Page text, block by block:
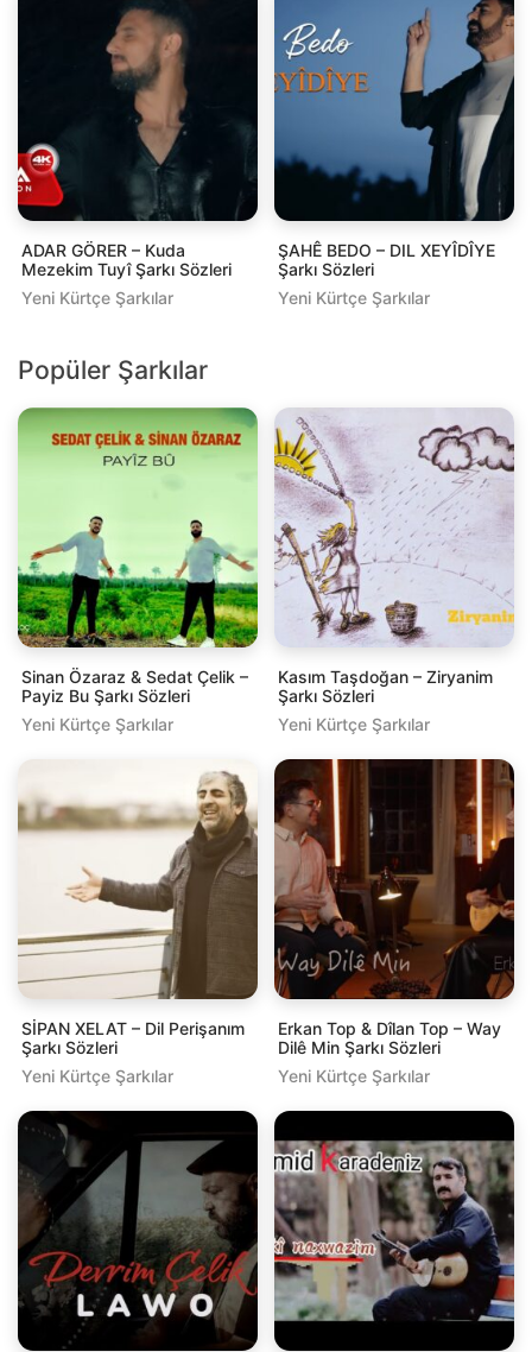
ADAR GÖRER – Kuda
Mezekim Tuyî Şarkı Sözleri
Yeni Kürtçe Şarkılar
ŞAHÊ BEDO – DIL XEYÎDÎYE
Şarkı Sözleri
Yeni Kürtçe Şarkılar
Popüler Şarkılar
Sinan Özaraz & Sedat Çelik –
Payiz Bu Şarkı Sözleri
Yeni Kürtçe Şarkılar
Kasım Taşdoğan – Ziryanim
Şarkı Sözleri
Yeni Kürtçe Şarkılar
SİPAN XELAT – Dil Perişanım
Şarkı Sözleri
Yeni Kürtçe Şarkılar
Erkan Top & Dîlan Top – Way
Dilê Min Şarkı Sözleri
Yeni Kürtçe Şarkılar